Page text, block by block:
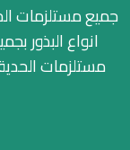
جميع مستلزمات
انواع البذور
مستلزمات